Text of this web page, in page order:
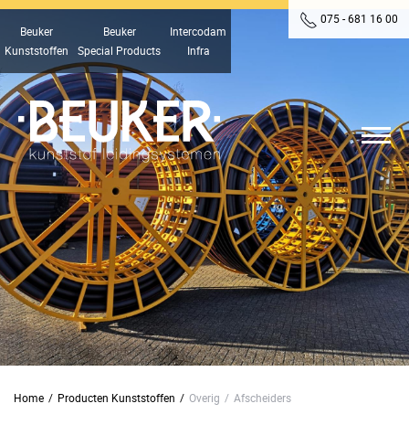
075 - 681 16 00
Beuker
Kunststoffen
Beuker
Special Products
Intercodam
Infra
Home / Producten Kunststoffen / Overig / Afscheiders